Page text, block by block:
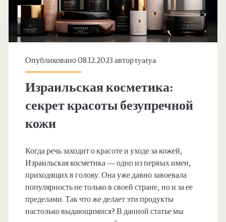
Опубликовано 08.12.2023 авторtyatya
Израильская косметика:
секрет красоты безупречной
кожи
Когда речь заходит о красоте и уходе за кожей,
Израильская косметика — одно из первых имен,
приходящих в голову. Она уже давно завоевала
популярность не только в своей стране, но и за ее
пределами. Так что же делает эти продукты
настолько выдающимися? В данной статье мы